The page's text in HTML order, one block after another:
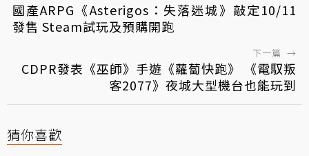
國產ARPG《Asterigos：失落迷城》敲定10/11
發售 Steam試玩及預購開跑
下一篇 →
CDPR發表《巫師》手遊《蘿蔔快跑》 《電馭叛
客2077》夜城大型機台也能玩到
猜你喜歡